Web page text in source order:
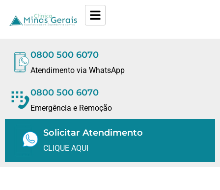
0800 500 6070
Atendimento via WhatsApp
0800 500 6070
Emergência e Remoção
Solicitar Atendimento
CLIQUE AQUI